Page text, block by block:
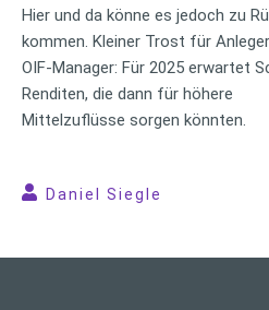
Hier und da könne es jedoch zu
kommen. Kleiner Trost für
OIF-Manager: Für 2025 erwartet
Renditen, die dann für höhere
Mittelzuflüsse sorgen könnten.
Daniel Siegle